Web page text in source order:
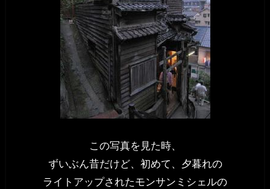
この写真を見た時、
ずいぶん昔だけど、初めて、夕暮れの
ライトアップされたモンサンミシェルの